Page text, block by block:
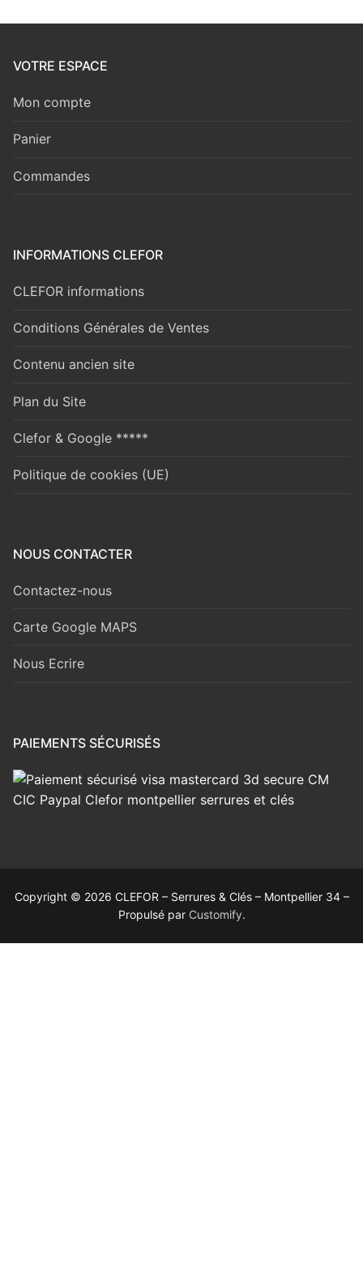
VOTRE ESPACE
Mon compte
Panier
Commandes
INFORMATIONS CLEFOR
CLEFOR informations
Conditions Générales de Ventes
Contenu ancien site
Plan du Site
Clefor & Google *****
Politique de cookies (UE)
NOUS CONTACTER
Contactez-nous
Carte Google MAPS
Nous Ecrire
PAIEMENTS SÉCURISÉS
Copyright © 2026 CLEFOR – Serrures & Clés – Montpellier 34 –
Propulsé par Customify.